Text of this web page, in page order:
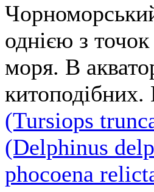
однією з
моря. В
(Tursiops
(Delphinus
phocoena